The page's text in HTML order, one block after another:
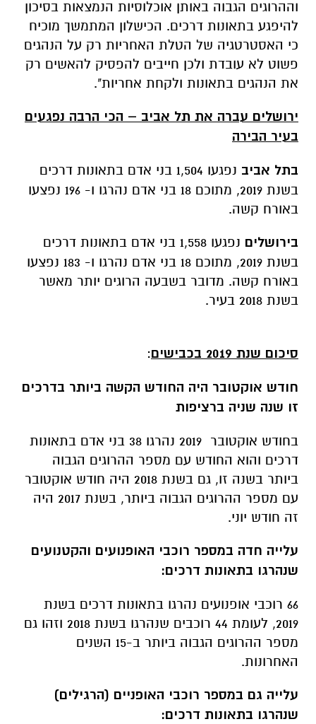
וההרוגים הגבוה באותן אוכלוסיות הנמצאות בסיכון
להיפגע בתאונות דרכים. הכישלון המתמשך מוכיח
כי האסטרטגיה של הטלת האחריות רק על הנהגים
פשוט לא עובדת ולכן חייבים להפסיק להאשים רק
את הנהגים בתאונות ולקחת אחריות".
ירושלים עברה את תל אביב – הכי הרבה נפגעים
בעיר הבירה
בתל אביב
נפגעו 1,504 בני אדם בתאונות דרכים
בשנת 2019, מתוכם 18 בני אדם נהרגו ו- 196 נפצעו
באורח קשה.
בירושלים
נפגעו 1,558 בני אדם בתאונות דרכים
בשנת 2019, מתוכם 18 בני אדם נהרגו ו- 183 נפצעו
באורח קשה. מדובר בשבעה הרוגים יותר מאשר
בשנת 2018 בעיר.
סיכום שנת 2019 בכבישים :
חודש אוקטובר היה החודש הקשה ביותר בדרכים
זו שנה שניה ברציפות
בחודש אוקטובר 2019 נהרגו 38 בני אדם בתאונות
דרכים והוא החודש עם מספר ההרוגים הגבוה
ביותר בשנה זו, גם בשנת 2018 היה חודש אוקטובר
עם מספר ההרוגים הגבוה ביותר, בשנת 2017 היה
זה חודש יוני.
עלייה חדה במספר רוכבי האופנועים והקטנועים
שנהרגו בתאונות דרכים:
66 רוכבי אופנועים נהרגו בתאונות דרכים בשנת
2019, לעומת 44 רוכבים שנהרגו בשנת 2018 וזהו גם
מספר ההרוגים הגבוה ביותר ב-15 השנים
האחרונות.
עלייה גם במספר רוכבי האופניים (הרגילים)
שנהרגו בתאונות דרכים: